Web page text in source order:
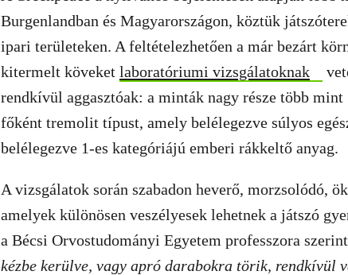
Burgenlandban és Magyarországon, köztük
ipari területeken. A feltételezhetően a már bezárt
kitermelt köveket laboratóriumi vizsgálatoknak
rendkívül aggasztóak: a minták nagy része több
főként tremolit típust, amely belélegezve súlyos
belélegezve 1-es kategóriájú emberi rákkeltő anyag.
A vizsgálatok során szabadon heverő, morzsolódó,
amelyek különösen veszélyesek lehetnek a játszó
a Bécsi Orvostudományi Egyetem professzora
kézbe kerülve, vagy apró darabokra törik, rendkívül